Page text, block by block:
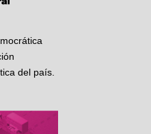
del país.